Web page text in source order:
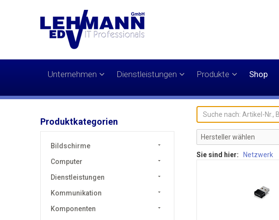
Unternehmen Dienstleistungen Produkte Shop
Produktkategorien
Bildschirme
Computer
Dienstleistungen
Kommunikation
Komponenten
Sie sind hier: Netzwerk